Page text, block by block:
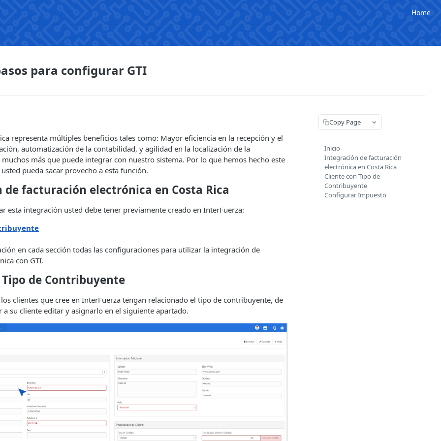
Home
para configurar GTI
representa múltiples beneficios tales como: Mayor eficiencia en la recepción y el
automatización de la contabilidad, y agilidad en la localización de la
más que puede integrar con nuestro sistema. Por lo que hemos hecho este
pueda sacar provecho a esta función.
facturación electrónica en Costa Rica
esta integración usted debe tener previamente creado en InterFuerza:
en cada sección todas las configuraciones para utilizar la integración de
con GTI.
de Contribuyente
clientes que cree en InterFuerza tengan relacionado el tipo de contribuyente, de
a su cliente editar y asignarlo en el siguiente apartado.
Copy Page
Inicio
Integración de facturación
electrónica en Costa Rica
Cliente con Tipo de
Contribuyente
Configurar Impuesto